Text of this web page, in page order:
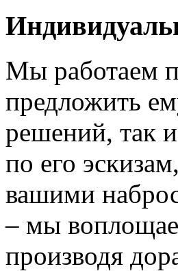
Мы работаем
предложить
решений, так
по его
вашими
– мы
производя